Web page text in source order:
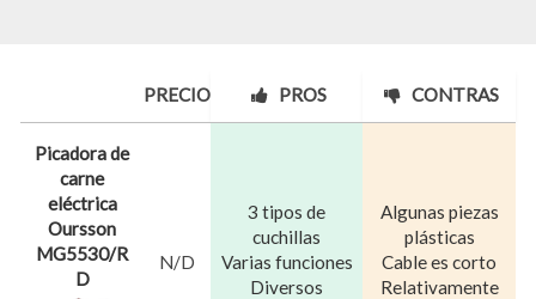
PRECIO PROS CONTRAS
Picadora de
carne
eléctrica
Oursson
MG5530/R
D
N/D
3 tipos de
cuchillas
Varias funciones
Diversos
Algunas piezas
plásticas
Cable es corto
Relativamente